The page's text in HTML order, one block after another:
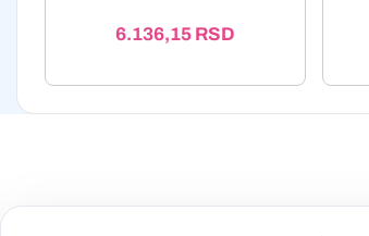
6.136,15 RSD